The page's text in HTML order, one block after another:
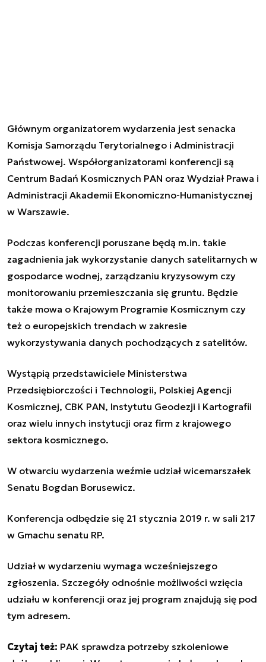
Głównym organizatorem wydarzenia jest senacka
Komisja Samorządu Terytorialnego i Administracji
Państwowej. Współorganizatorami konferencji są
Centrum Badań Kosmicznych PAN oraz Wydział Prawa i
Administracji Akademii Ekonomiczno-Humanistycznej
w Warszawie.
Podczas konferencji poruszane będą m.in. takie
zagadnienia jak wykorzystanie danych satelitarnych w
gospodarce wodnej, zarządzaniu kryzysowym czy
monitorowaniu przemieszczania się gruntu. Będzie
także mowa o Krajowym Programie Kosmicznym czy
też o europejskich trendach w zakresie
wykorzystywania danych pochodzących z satelitów.
Wystąpią przedstawiciele Ministerstwa
Przedsiębiorczości i Technologii, Polskiej Agencji
Kosmicznej, CBK PAN, Instytutu Geodezji i Kartografii
oraz wielu innych instytucji oraz firm z krajowego
sektora kosmicznego.
W otwarciu wydarzenia weźmie udział wicemarszałek
Senatu Bogdan Borusewicz.
Konferencja odbędzie się 21 stycznia 2019 r. w sali 217
w Gmachu senatu RP.
Udział w wydarzeniu wymaga wcześniejszego
zgłoszenia. Szczegóły odnośnie możliwości wzięcia
udziału w konferencji oraz jej program znajdują się pod
tym adresem.
Czytaj też: PAK sprawdza potrzeby szkoleniowe